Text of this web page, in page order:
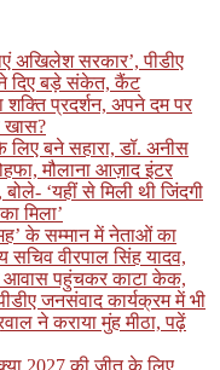
अखिलेश सरकार’, पीडीए
दिए बड़े संकेत, कैंट
प्रदर्शन, अपने दम पर
खास?
बने सहारा, डॉ. अनीस
मौलाना आज़ाद इंटर
‘यहीं से मिली थी जिंदगी
मिला’
के सम्मान में नेताओं का
सचिव वीरपाल सिंह यादव,
आवास पहुंचकर काटा केक,
जनसंवाद कार्यक्रम में भी
ने कराया मुंह मीठा, पढ़ें
2027 की जीत के लिए